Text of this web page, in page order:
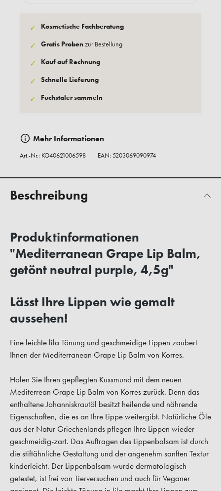
✓ Kosmetische Fachberatung
✓ Gratis Probenzur Bestellung
✓ Kauf auf Rechnung
✓ Schnelle Lieferung
✓ Fuchstaler sammeln
Mehr Informationen
Art.-Nr.: KO40621006598 EAN: 5203069090974
Beschreibung
Produktinformationen
"Mediterranean Grape Lip Balm,
getönt neutral purple, 4,5g"
Lässt Ihre Lippen wie gemalt
aussehen!
Eine leichte lila Tönung und geschmeidige Lippen zaubert
Ihnen der Mediterranean Grape Lip Balm von Korres.
Holen Sie Ihren gepflegten Kussmund mit dem neuen
Mediterrean Grape Lip Balm von Korres zurück. Denn das
enthaltene Johanniskrautöl besitzt heilende und nährende
Eigenschaften, die es an Ihre Lippe weitergibt. Natürliche Öle
aus der Natur Griechenlands pflegen Ihre Lippen wieder
geschmeidig-zart. Das Auftragen des Lippenbalsam ist durch
die stiftähnliche Gestaltung und der angenehm sanften Textur
kinderleicht. Der Lippenbalsam wurde dermatologisch
getestet, ist frei von Tierversuchen und auch für Veganer